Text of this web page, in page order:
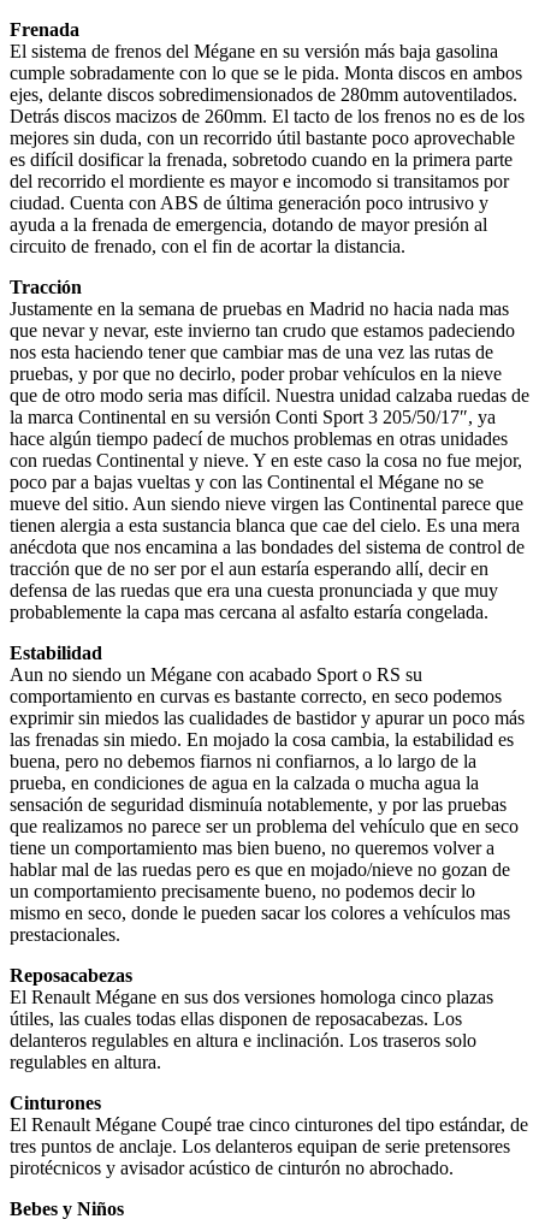
Frenada
El sistema de frenos del Mégane en su versión más baja gasolina
cumple sobradamente con lo que se le pida. Monta discos en ambos
ejes, delante discos sobredimensionados de 280mm autoventilados.
Detrás discos macizos de 260mm. El tacto de los frenos no es de los
mejores sin duda, con un recorrido útil bastante poco aprovechable
es difícil dosificar la frenada, sobretodo cuando en la primera parte
del recorrido el mordiente es mayor e incomodo si transitamos por
ciudad. Cuenta con ABS de última generación poco intrusivo y
ayuda a la frenada de emergencia, dotando de mayor presión al
circuito de frenado, con el fin de acortar la distancia.
Tracción
Justamente en la semana de pruebas en Madrid no hacia nada mas
que nevar y nevar, este invierno tan crudo que estamos padeciendo
nos esta haciendo tener que cambiar mas de una vez las rutas de
pruebas, y por que no decirlo, poder probar vehículos en la nieve
que de otro modo seria mas difícil. Nuestra unidad calzaba ruedas de
la marca Continental en su versión Conti Sport 3 205/50/17″, ya
hace algún tiempo padecí de muchos problemas en otras unidades
con ruedas Continental y nieve. Y en este caso la cosa no fue mejor,
poco par a bajas vueltas y con las Continental el Mégane no se
mueve del sitio. Aun siendo nieve virgen las Continental parece que
tienen alergia a esta sustancia blanca que cae del cielo. Es una mera
anécdota que nos encamina a las bondades del sistema de control de
tracción que de no ser por el aun estaría esperando allí, decir en
defensa de las ruedas que era una cuesta pronunciada y que muy
probablemente la capa mas cercana al asfalto estaría congelada.
Estabilidad
Aun no siendo un Mégane con acabado Sport o RS su
comportamiento en curvas es bastante correcto, en seco podemos
exprimir sin miedos las cualidades de bastidor y apurar un poco más
las frenadas sin miedo. En mojado la cosa cambia, la estabilidad es
buena, pero no debemos fiarnos ni confiarnos, a lo largo de la
prueba, en condiciones de agua en la calzada o mucha agua la
sensación de seguridad disminuía notablemente, y por las pruebas
que realizamos no parece ser un problema del vehículo que en seco
tiene un comportamiento mas bien bueno, no queremos volver a
hablar mal de las ruedas pero es que en mojado/nieve no gozan de
un comportamiento precisamente bueno, no podemos decir lo
mismo en seco, donde le pueden sacar los colores a vehículos mas
prestacionales.
Reposacabezas
El Renault Mégane en sus dos versiones homologa cinco plazas
útiles, las cuales todas ellas disponen de reposacabezas. Los
delanteros regulables en altura e inclinación. Los traseros solo
regulables en altura.
Cinturones
El Renault Mégane Coupé trae cinco cinturones del tipo estándar, de
tres puntos de anclaje. Los delanteros equipan de serie pretensores
pirotécnicos y avisador acústico de cinturón no abrochado.
Bebes y Niños